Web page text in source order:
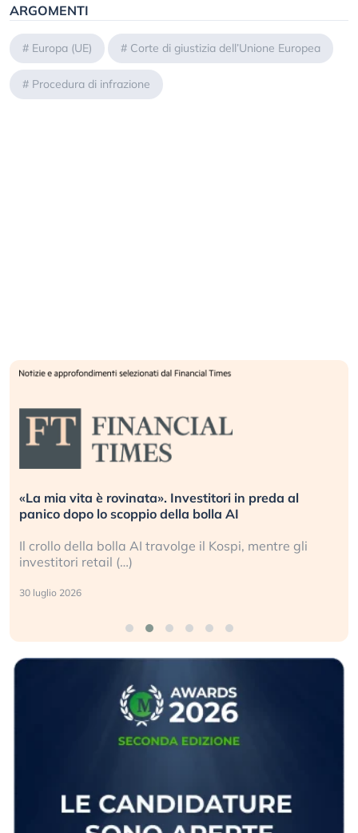
ARGOMENTI
# Europa (UE) # Corte di giustizia dell’Unione Europea
# Procedura di infrazione
«La mia vita è rovinata». Investitori in preda al
panico dopo lo scoppio della bolla AI
Il crollo della bolla AI travolge il Kospi, mentre gli
investitori retail (…)
30 luglio 2026